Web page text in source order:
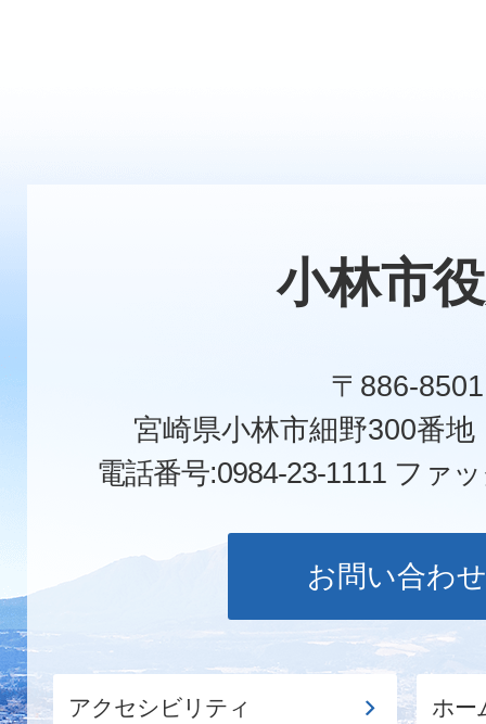
小林市
〒886-8501
宮崎県小林市細野300番
電話番号:0984-23-1111 ファ
お問い合わせ
アクセシビリティ ホー